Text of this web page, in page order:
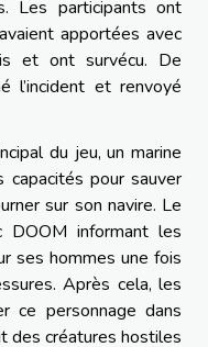
Les participants ont
apportées avec
et ont survécu. De
l’incident et renvoyé
du jeu, un marine
pour sauver
sur son navire. Le
DOOM informant les
ses hommes une fois
Après cela, les
ce personnage dans
des créatures hostiles